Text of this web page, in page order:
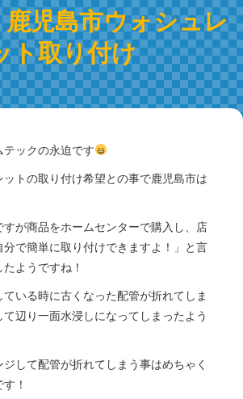
鹿児島市ウォシュレ
ト取り付け
テックの永迫です
トの取り付け希望との事で鹿児島市は
すが商品をホームセンターで購入し、店
分で簡単に取り付けできますよ！」と言
ようですね！
ている時に古くなった配管が折れてしま
辺り一面水浸しになってしまったよう
して配管が折れてしまう事はめちゃく
！